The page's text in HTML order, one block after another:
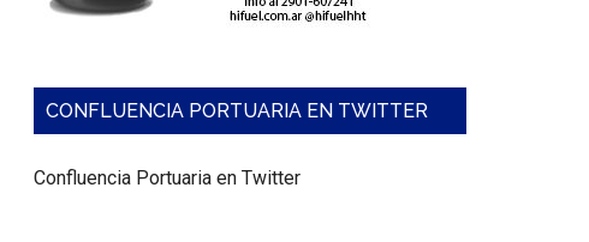
CONFLUENCIA PORTUARIA EN TWITTER
Confluencia Portuaria en Twitter